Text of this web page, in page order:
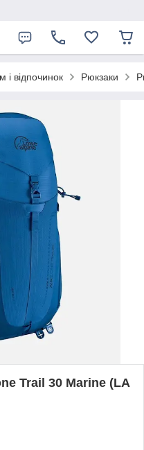
і відпочинок Рюкзаки
Trail 30 Marine (LA